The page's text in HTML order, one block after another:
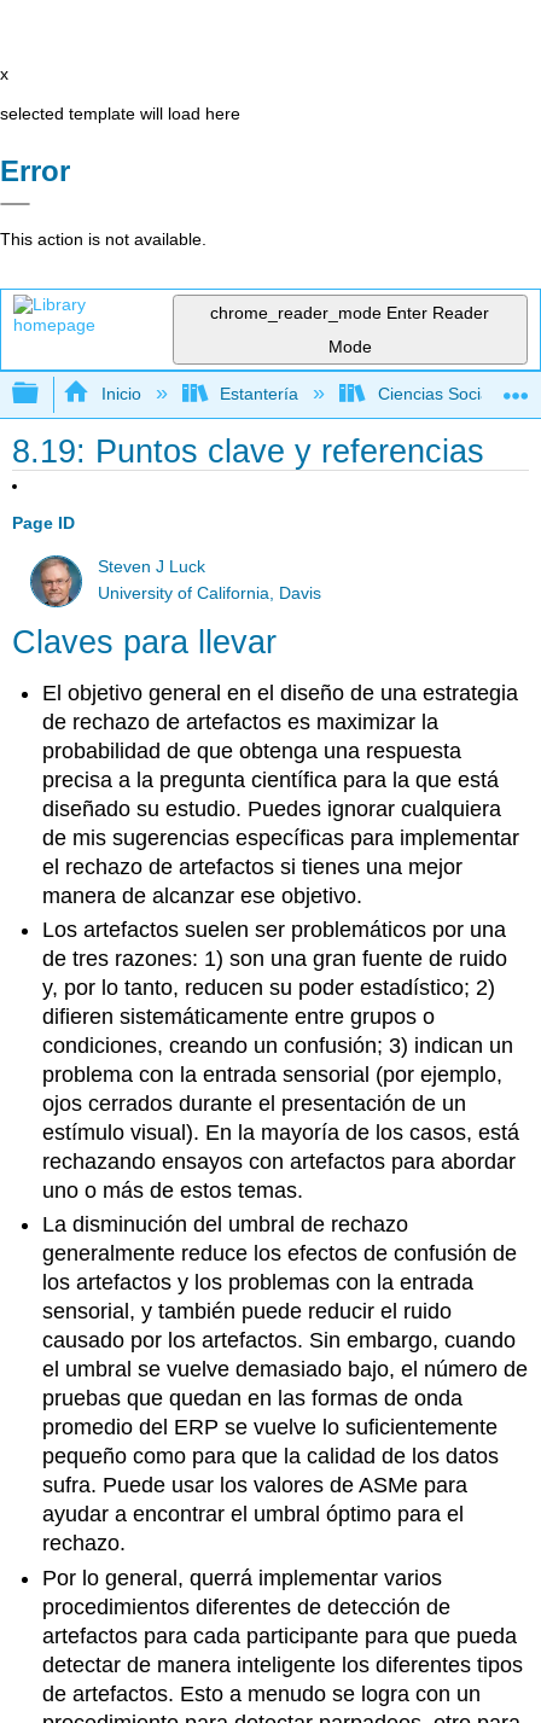
x
selected template will load here
Error
This action is not available.
chrome_reader_mode Enter Reader
Mode
Expandir/contraer jerarquía global
Inicio Estantería Ciencias Sociales
8.19: Puntos clave y referencias
Page ID
Steven J Luck
University of California, Davis
Claves para llevar
El objetivo general en el diseño de una estrategia
de rechazo de artefactos es maximizar la
probabilidad de que obtenga una respuesta
precisa a la pregunta científica para la que está
diseñado su estudio. Puedes ignorar cualquiera
de mis sugerencias específicas para implementar
el rechazo de artefactos si tienes una mejor
manera de alcanzar ese objetivo.
Los artefactos suelen ser problemáticos por una
de tres razones: 1) son una gran fuente de ruido
y, por lo tanto, reducen su poder estadístico; 2)
difieren sistemáticamente entre grupos o
condiciones, creando un confusión; 3) indican un
problema con la entrada sensorial (por ejemplo,
ojos cerrados durante el presentación de un
estímulo visual). En la mayoría de los casos, está
rechazando ensayos con artefactos para abordar
uno o más de estos temas.
La disminución del umbral de rechazo
generalmente reduce los efectos de confusión de
los artefactos y los problemas con la entrada
sensorial, y también puede reducir el ruido
causado por los artefactos. Sin embargo, cuando
el umbral se vuelve demasiado bajo, el número de
pruebas que quedan en las formas de onda
promedio del ERP se vuelve lo suficientemente
pequeño como para que la calidad de los datos
sufra. Puede usar los valores de ASMe para
ayudar a encontrar el umbral óptimo para el
rechazo.
Por lo general, querrá implementar varios
procedimientos diferentes de detección de
artefactos para cada participante para que pueda
detectar de manera inteligente los diferentes tipos
de artefactos. Esto a menudo se logra con un